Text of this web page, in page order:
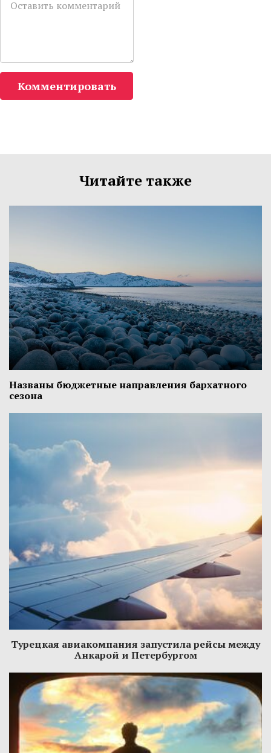
Комментировать
Читайте также
Названы бюджетные направления бархатного
сезона
Турецкая авиакомпания запустила рейсы между
Анкарой и Петербургом